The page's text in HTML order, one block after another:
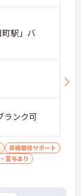
駅」バ
ンク可
資格取得サポート
賞与あり